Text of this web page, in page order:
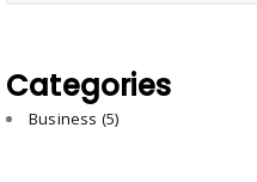
Categories
Business (5)